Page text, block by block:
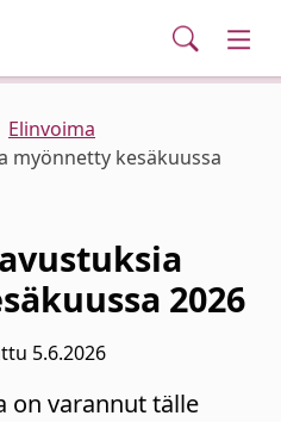
Haku
nuoret
Elinvoima
myönnetty kesäkuussa
2026
5.6.2026
on varannut tälle